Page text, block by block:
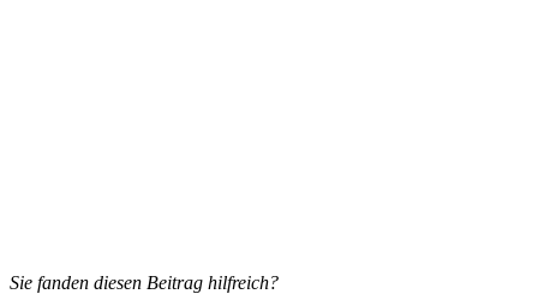
Sie fanden diesen Beitrag hilfreich?